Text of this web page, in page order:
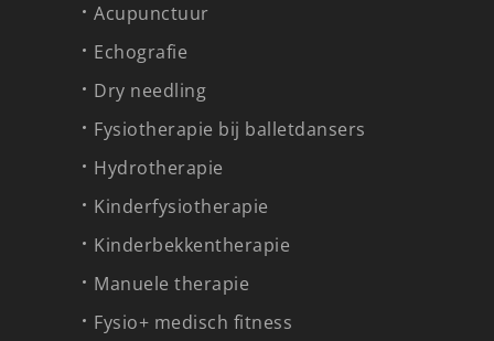
Acupunctuur
Echografie
Dry needling
Fysiotherapie bij balletdansers
Hydrotherapie
Kinderfysiotherapie
Kinderbekkentherapie
Manuele therapie
Fysio+ medisch fitness